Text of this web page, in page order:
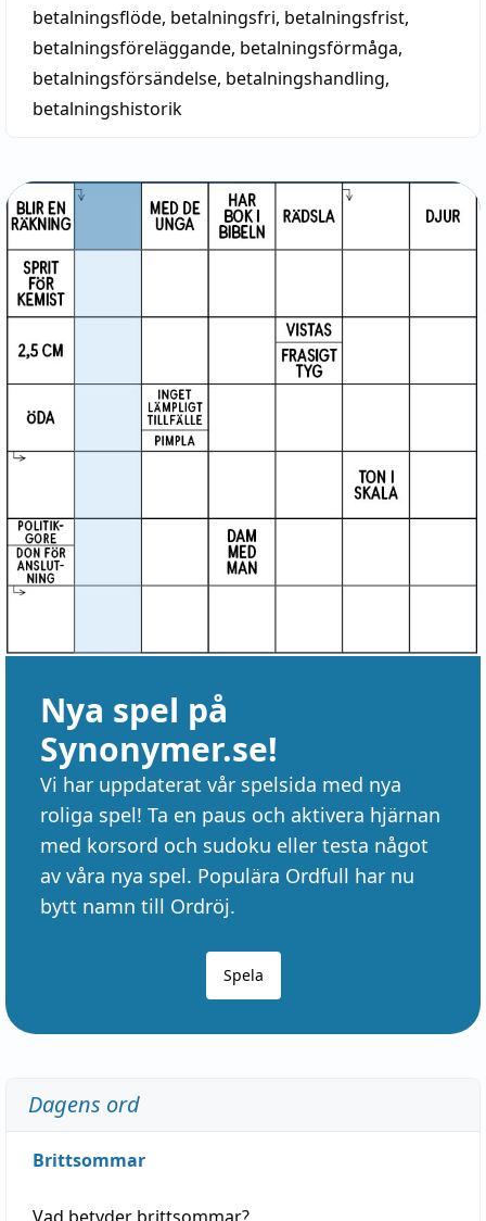
betalningsflöde, betalningsfri, betalningsfrist,
betalningsföreläggande, betalningsförmåga,
betalningsförsändelse, betalningshandling,
betalningshistorik
Nya spel på
Synonymer.se!
Vi har uppdaterat vår spelsida med nya
roliga spel! Ta en paus och aktivera hjärnan
med korsord och sudoku eller testa något
av våra nya spel. Populära Ordfull har nu
bytt namn till Ordröj.
Spela
Dagens ord
Brittsommar